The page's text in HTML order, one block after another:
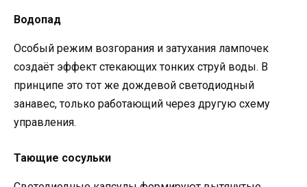
Водопад
Особый режим возгорания и затухания лампочек
создаёт эффект стекающих тонких струй воды. В
принципе это тот же дождевой светодиодный
занавес, только работающий через другую схему
управления.
Тающие сосульки